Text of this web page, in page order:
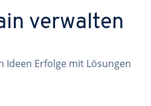
verwalten
Ideen Erfolge mit Lösungen